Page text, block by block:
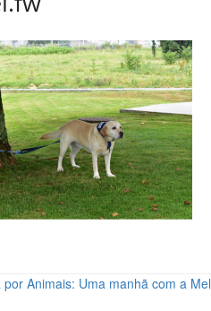
Animais: Uma manhã com a Mel